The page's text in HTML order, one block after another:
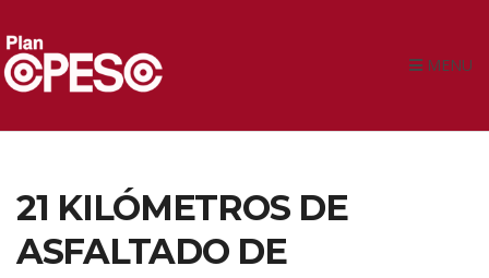
MENU
21 KILÓMETROS DE
ASFALTADO DE